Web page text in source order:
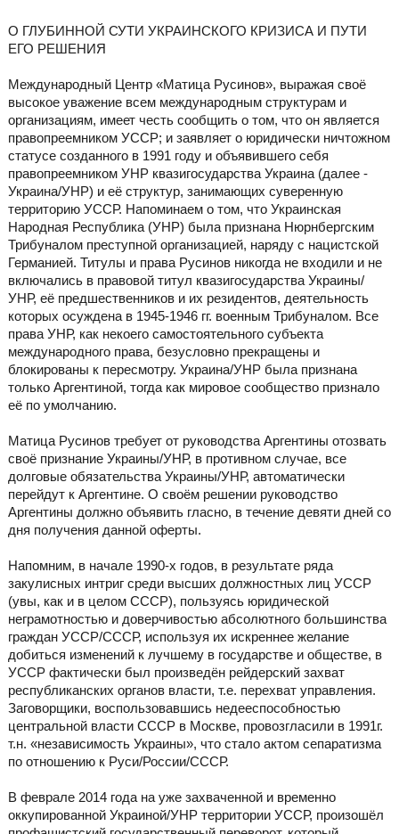
О ГЛУБИННОЙ СУТИ УКРАИНСКОГО КРИЗИСА И ПУТИ
ЕГО РЕШЕНИЯ
Международный Центр «Матица Русинов», выражая своё
высокое уважение всем международным структурам и
организациям, имеет честь сообщить о том, что он является
правопреемником УССР; и заявляет о юридически ничтожном
статусе созданного в 1991 году и объявившего себя
правопреемником УНР квазигосударства Украина (далее -
Украина/УНР) и её структур, занимающих суверенную
территорию УССР. Напоминаем о том, что Украинская
Народная Республика (УНР) была признана Нюрнбергским
Трибуналом преступной организацией, наряду с нацистской
Германией. Титулы и права Русинов никогда не входили и не
включались в правовой титул квазигосударства Украины/
УНР, её предшественников и их резидентов, деятельность
которых осуждена в 1945-1946 гг. военным Трибуналом. Все
права УНР, как некоего самостоятельного субъекта
международного права, безусловно прекращены и
блокированы к пересмотру. Украина/УНР была признана
только Аргентиной, тогда как мировое сообщество признало
её по умолчанию.
Матица Русинов требует от руководства Аргентины отозвать
своё признание Украины/УНР, в противном случае, все
долговые обязательства Украины/УНР, автоматически
перейдут к Аргентине. О своём решении руководство
Аргентины должно объявить гласно, в течение девяти дней со
дня получения данной оферты.
Напомним, в начале 1990-х годов, в результате ряда
закулисных интриг среди высших должностных лиц УССР
(увы, как и в целом СССР), пользуясь юридической
неграмотностью и доверчивостью абсолютного большинства
граждан УССР/СССР, используя их искреннее желание
добиться изменений к лучшему в государстве и обществе, в
УССР фактически был произведён рейдерский захват
республиканских органов власти, т.е. перехват управления.
Заговорщики, воспользовавшись недееспособностью
центральной власти СССР в Москве, провозгласили в 1991г.
т.н. «независимость Украины», что стало актом сепаратизма
по отношению к Руси/России/СССР.
В феврале 2014 года на уже захваченной и временно
оккупированной Украиной/УНР территории УССР, произошёл